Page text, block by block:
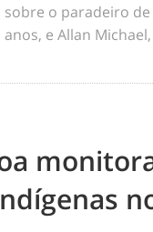
sobre o paradeiro de
anos, e Allan